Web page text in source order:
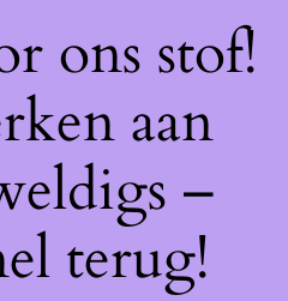
ons stof!
aan
–
terug!